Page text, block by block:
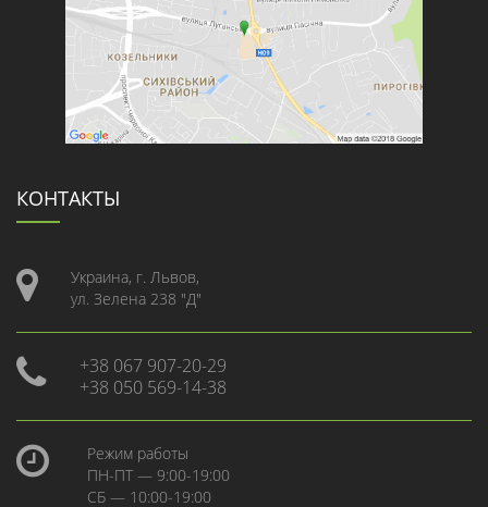
КОНТАКТЫ
Украина, г. Львов,
ул. Зелена 238 "Д"
+38 067 907-20-29
+38 050 569-14-38
Режим работы
ПН-ПТ — 9:00-19:00
СБ — 10:00-19:00